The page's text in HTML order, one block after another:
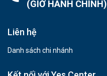
(GIỜ HÀNH CHÍNH)
Liên hệ
Danh sách chi nhánh